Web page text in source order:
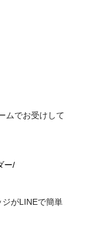
ムでお受けして
ー/
がLINEで簡単